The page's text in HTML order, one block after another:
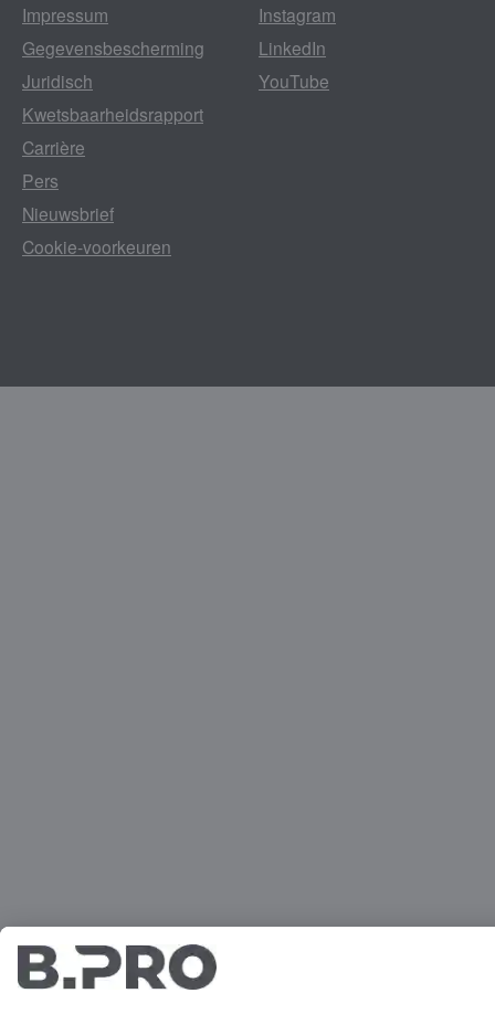
Impressum
Gegevensbescherming
Juridisch
Kwetsbaarheidsrapport
Carrière
Pers
Nieuwsbrief
Cookie-voorkeuren
Instagram
LinkedIn
YouTube